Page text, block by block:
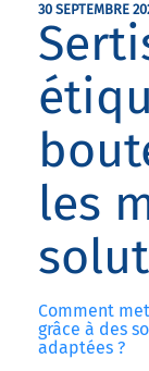
30 SEPTEMBRE
les
Comment
grâce à des
adaptées ?